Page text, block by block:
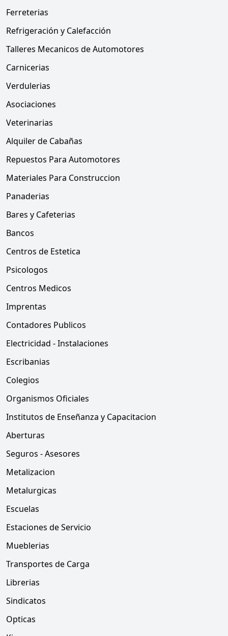
Ferreterias
Refrigeración y Calefacción
Talleres Mecanicos de Automotores
Carnicerias
Verdulerias
Asociaciones
Veterinarias
Alquiler de Cabañas
Repuestos Para Automotores
Materiales Para Construccion
Panaderias
Bares y Cafeterias
Bancos
Centros de Estetica
Psicologos
Centros Medicos
Imprentas
Contadores Publicos
Electricidad - Instalaciones
Escribanias
Colegios
Organismos Oficiales
Institutos de Enseñanza y Capacitacion
Aberturas
Seguros - Asesores
Metalizacion
Metalurgicas
Escuelas
Estaciones de Servicio
Mueblerias
Transportes de Carga
Librerias
Sindicatos
Opticas